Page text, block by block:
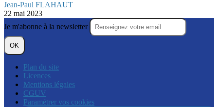
Jean-Paul FLAHAUT
22 mai 2023
Je m'abonne à la newsletter
OK
Plan du site
Licences
Mentions légales
CGUV
Paramétrer vos cookies